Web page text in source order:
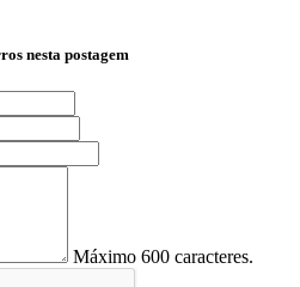
nesta postagem
Máximo 600 caracteres.